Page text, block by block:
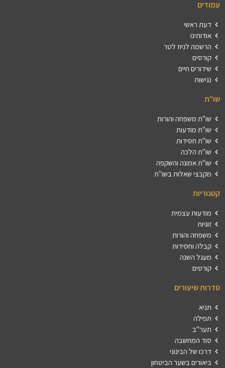
עמודים
דעת ראשי
אודותינו
הרשמה לניוז לטר
קורסים
שידורים חיים
נגישות
שו"ת
שו"ת משפחה והורות
שו"ת מודעות
שו"ת חסידות
שו"ת הלכה
שו"ת אמונה והשקפה
מקבצי שאלות בשו"ת
קטגוריות
מודעות עצמית
זוגיות
משפחה והורות
קבלה וחסידות
מעגל השנה
קורסים
סדרות שיעורים
תניא
תפילה
תער"ב
סוד המחשבה
דרכו של הבינוני
ביאורים בשער הביטחון